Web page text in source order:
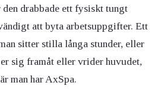
drabbade ett fysiskt tungt
att byta arbetsuppgifter. Ett
sitter stilla långa stunder, eller
sig framåt eller vrider huvudet,
man har AxSpa.